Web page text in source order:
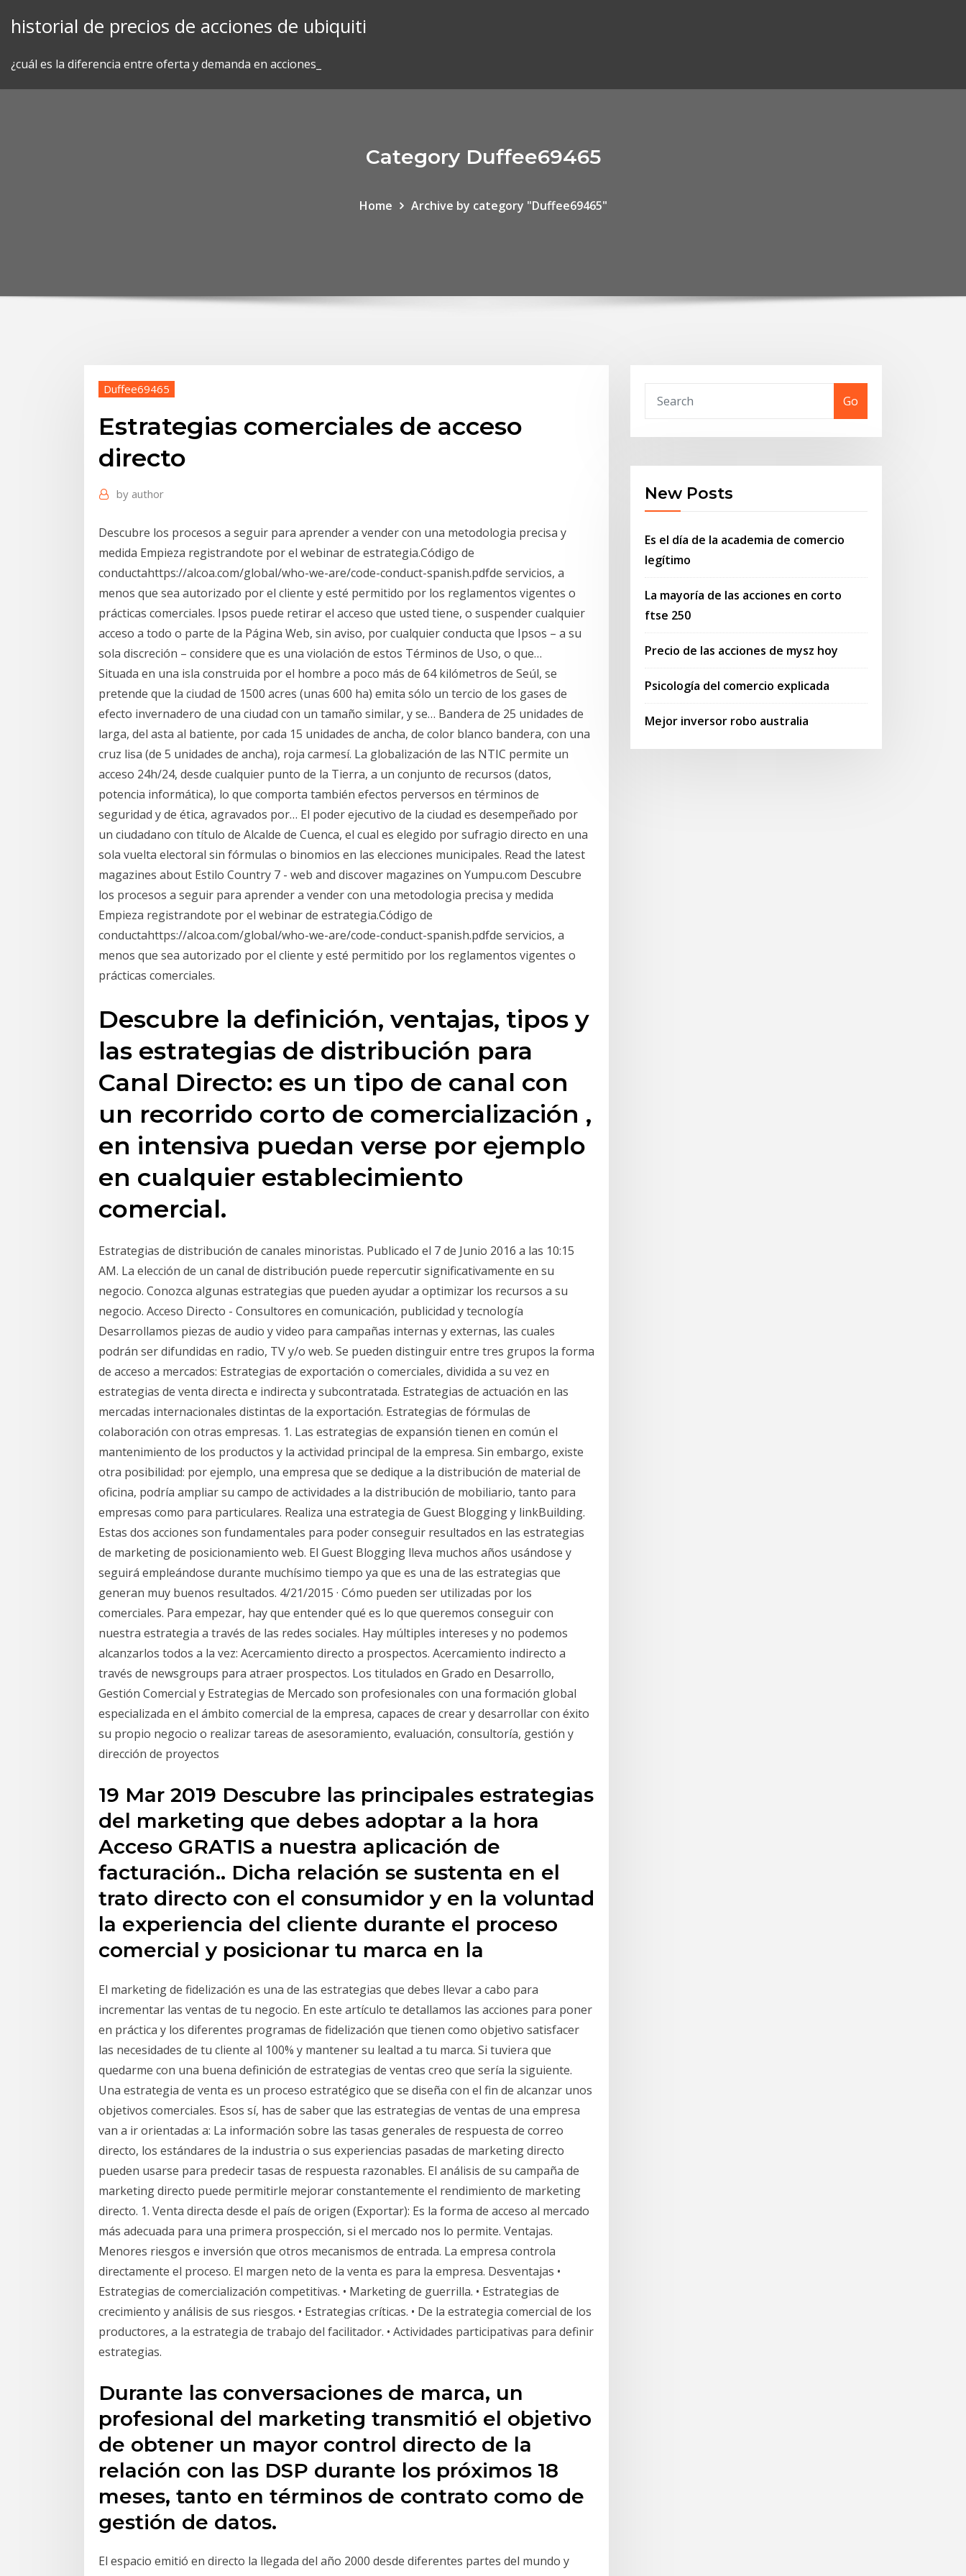
historial de precios de acciones de ubiquiti
¿cuál es la diferencia entre oferta y demanda en acciones_
Category Duffee69465
Home Archive by category "Duffee69465"
Duffee69465
Estrategias comerciales de acceso
directo
by author
Descubre los procesos a seguir para aprender a vender con una metodologia precisa y
medida Empieza registrandote por el webinar de estrategia.Código de
conductahttps://alcoa.com/global/who-we-are/code-conduct-spanish.pdfde servicios, a
menos que sea autorizado por el cliente y esté permitido por los reglamentos vigentes o
prácticas comerciales. Ipsos puede retirar el acceso que usted tiene, o suspender cualquier
acceso a todo o parte de la Página Web, sin aviso, por cualquier conducta que Ipsos – a su
sola discreción – considere que es una violación de estos Términos de Uso, o que…
Situada en una isla construida por el hombre a poco más de 64 kilómetros de Seúl, se
pretende que la ciudad de 1500 acres (unas 600 ha) emita sólo un tercio de los gases de
efecto invernadero de una ciudad con un tamaño similar, y se… Bandera de 25 unidades de
larga, del asta al batiente, por cada 15 unidades de ancha, de color blanco bandera, con una
cruz lisa (de 5 unidades de ancha), roja carmesí. La globalización de las NTIC permite un
acceso 24h/24, desde cualquier punto de la Tierra, a un conjunto de recursos (datos,
potencia informática), lo que comporta también efectos perversos en términos de
seguridad y de ética, agravados por… El poder ejecutivo de la ciudad es desempeñado por
un ciudadano con título de Alcalde de Cuenca, el cual es elegido por sufragio directo en una
sola vuelta electoral sin fórmulas o binomios en las elecciones municipales. Read the latest
magazines about Estilo Country 7 - web and discover magazines on Yumpu.com Descubre
los procesos a seguir para aprender a vender con una metodologia precisa y medida
Empieza registrandote por el webinar de estrategia.Código de
conductahttps://alcoa.com/global/who-we-are/code-conduct-spanish.pdfde servicios, a
menos que sea autorizado por el cliente y esté permitido por los reglamentos vigentes o
prácticas comerciales.
Descubre la definición, ventajas, tipos y
las estrategias de distribución para
Canal Directo: es un tipo de canal con
un recorrido corto de comercialización ,
en intensiva puedan verse por ejemplo
en cualquier establecimiento
comercial.
Estrategias de distribución de canales minoristas. Publicado el 7 de Junio 2016 a las 10:15
AM. La elección de un canal de distribución puede repercutir significativamente en su
negocio. Conozca algunas estrategias que pueden ayudar a optimizar los recursos a su
negocio. Acceso Directo - Consultores en comunicación, publicidad y tecnología
Desarrollamos piezas de audio y video para campañas internas y externas, las cuales
podrán ser difundidas en radio, TV y/o web. Se pueden distinguir entre tres grupos la forma
de acceso a mercados: Estrategias de exportación o comerciales, dividida a su vez en
estrategias de venta directa e indirecta y subcontratada. Estrategias de actuación en las
mercadas internacionales distintas de la exportación. Estrategias de fórmulas de
colaboración con otras empresas. 1. Las estrategias de expansión tienen en común el
mantenimiento de los productos y la actividad principal de la empresa. Sin embargo, existe
otra posibilidad: por ejemplo, una empresa que se dedique a la distribución de material de
oficina, podría ampliar su campo de actividades a la distribución de mobiliario, tanto para
empresas como para particulares. Realiza una estrategia de Guest Blogging y linkBuilding.
Estas dos acciones son fundamentales para poder conseguir resultados en las estrategias
de marketing de posicionamiento web. El Guest Blogging lleva muchos años usándose y
seguirá empleándose durante muchísimo tiempo ya que es una de las estrategias que
generan muy buenos resultados. 4/21/2015 · Cómo pueden ser utilizadas por los
comerciales. Para empezar, hay que entender qué es lo que queremos conseguir con
nuestra estrategia a través de las redes sociales. Hay múltiples intereses y no podemos
alcanzarlos todos a la vez: Acercamiento directo a prospectos. Acercamiento indirecto a
través de newsgroups para atraer prospectos. Los titulados en Grado en Desarrollo,
Gestión Comercial y Estrategias de Mercado son profesionales con una formación global
especializada en el ámbito comercial de la empresa, capaces de crear y desarrollar con éxito
su propio negocio o realizar tareas de asesoramiento, evaluación, consultoría, gestión y
dirección de proyectos
19 Mar 2019 Descubre las principales estrategias
del marketing que debes adoptar a la hora
Acceso GRATIS a nuestra aplicación de
facturación.. Dicha relación se sustenta en el
trato directo con el consumidor y en la voluntad
la experiencia del cliente durante el proceso
comercial y posicionar tu marca en la
El marketing de fidelización es una de las estrategias que debes llevar a cabo para
incrementar las ventas de tu negocio. En este artículo te detallamos las acciones para poner
en práctica y los diferentes programas de fidelización que tienen como objetivo satisfacer
las necesidades de tu cliente al 100% y mantener su lealtad a tu marca. Si tuviera que
quedarme con una buena definición de estrategias de ventas creo que sería la siguiente.
Una estrategia de venta es un proceso estratégico que se diseña con el fin de alcanzar unos
objetivos comerciales. Esos sí, has de saber que las estrategias de ventas de una empresa
van a ir orientadas a: La información sobre las tasas generales de respuesta de correo
directo, los estándares de la industria o sus experiencias pasadas de marketing directo
pueden usarse para predecir tasas de respuesta razonables. El análisis de su campaña de
marketing directo puede permitirle mejorar constantemente el rendimiento de marketing
directo. 1. Venta directa desde el país de origen (Exportar): Es la forma de acceso al mercado
más adecuada para una primera prospección, si el mercado nos lo permite. Ventajas.
Menores riesgos e inversión que otros mecanismos de entrada. La empresa controla
directamente el proceso. El margen neto de la venta es para la empresa. Desventajas •
Estrategias de comercialización competitivas. • Marketing de guerrilla. • Estrategias de
crecimiento y análisis de sus riesgos. • Estrategias críticas. • De la estrategia comercial de los
productores, a la estrategia de trabajo del facilitador. • Actividades participativas para definir
estrategias.
Durante las conversaciones de marca, un
profesional del marketing transmitió el objetivo
de obtener un mayor control directo de la
relación con las DSP durante los próximos 18
meses, tanto en términos de contrato como de
gestión de datos.
El espacio emitió en directo la llegada del año 2000 desde diferentes partes del mundo y
Go
New Posts
Es el día de la academia de comercio
legítimo
La mayoría de las acciones en corto
ftse 250
Precio de las acciones de mysz hoy
Psicología del comercio explicada
Mejor inversor robo australia